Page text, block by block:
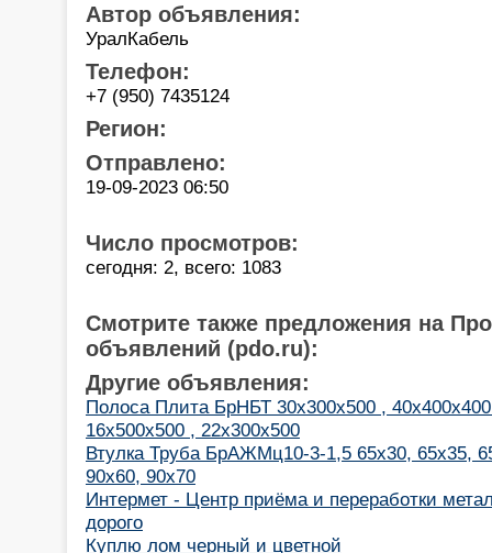
Автор объявления:
УралКабель
Телефон:
+7 (950) 7435124
Регион:
Отправлено:
19-09-2023 06:50
Число просмотров:
сегодня: 2, всего: 1083
Смотрите также предложения на
объявлений (pdo.ru):
Другие объявления:
Полоса Плита БрНБТ 30х300х500 ,
16х500х500 , 22х300х500
Втулка Труба БрАЖМц10-3-1,5 65х30, 65х35,
90х60, 90х70
Интермет - Центр приёма и переработки
дорого
Куплю лом черный и цветной